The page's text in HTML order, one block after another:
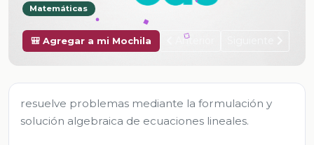
Matemáticas
🎒 Agregar a mi Mochila Anterior
resuelve problemas mediante la formulación y
solución algebraica de ecuaciones lineales.